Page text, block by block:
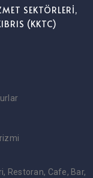
SEKTÖRLERİ,
(KKTC)
Restoran, Cafe, Bar,